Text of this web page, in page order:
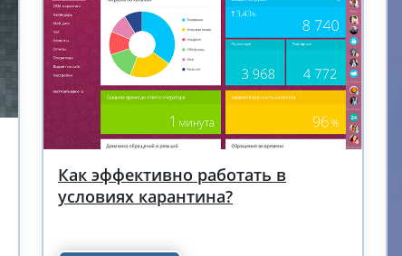
Как эффективно работать в
условиях карантина?